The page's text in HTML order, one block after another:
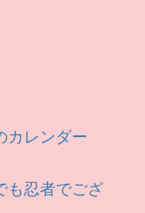
カレンダー
も忍者でござ